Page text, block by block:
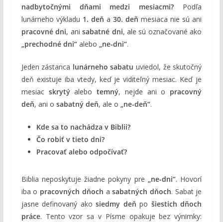
nadbytočnými dňami medzi mesiacmi? Podľa
lunárneho výkladu 1. deň a 30. deň mesiaca nie sú ani
pracovné dni, anisabatné dni, ale sú označované ako
„prechodné dni“alebo „ne-dni“.
Jeden zástanca lunárneho sabatu uviedol, že skutočný
deň existuje iba vtedy, keď je viditeľný mesiac. Keď je
mesiac skrytýalebotemný, nejde ani o pracovný
deň, ani o sabatný deň, ale o „ne-deň“.
Kde sa to nachádza v Biblii?
Čo robiť v tieto dni?
Pracovať alebo odpočívať?
Biblia neposkytuje žiadne pokyny pre„ne-dni“. Hovorí
iba o pracovných dňoch asabatných dňoch. Sabat je
jasne definovaný akosiedmy deň po šiestich dňoch
práce. Tento vzor sa v Písme opakuje bez výnimky: